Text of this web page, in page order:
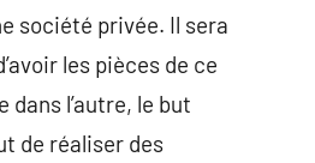
société privée. Il sera
les pièces de ce
l’autre, le but
de réaliser des